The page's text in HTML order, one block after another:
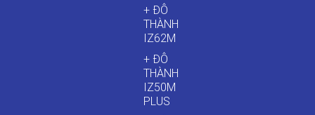
+ ĐÔ
THÀNH
IZ62M
+ ĐÔ
THÀNH
IZ50M
PLUS